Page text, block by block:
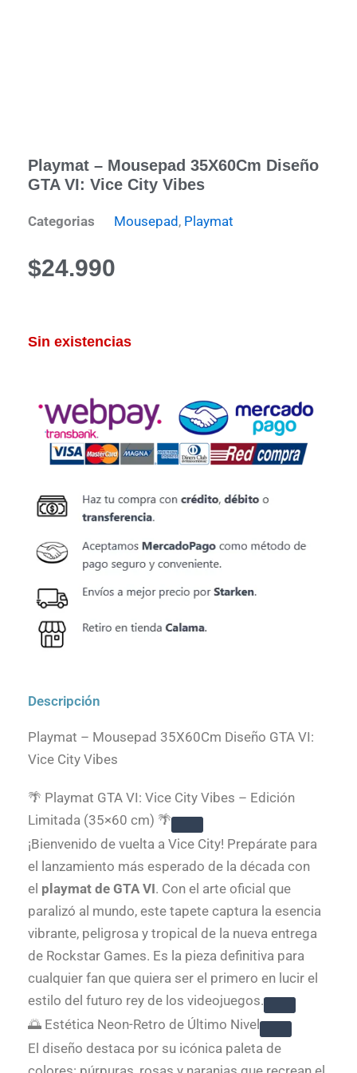
Playmat – Mousepad 35X60Cm Diseño
GTA VI: Vice City Vibes
Categorias Mousepad , Playmat
$24.990
Sin existencias
Descripción
Playmat – Mousepad 35X60Cm Diseño GTA VI:
Vice City Vibes
🌴 Playmat GTA VI: Vice City Vibes – Edición
Limitada (35×60 cm) 🌴
¡Bienvenido de vuelta a Vice City! Prepárate para
el lanzamiento más esperado de la década con
el playmat de GTA VI. Con el arte oficial que
paralizó al mundo, este tapete captura la esencia
vibrante, peligrosa y tropical de la nueva entrega
de Rockstar Games. Es la pieza definitiva para
cualquier fan que quiera ser el primero en lucir el
estilo del futuro rey de los videojuegos.
🌅 Estética Neon-Retro de Último Nivel
El diseño destaca por su icónica paleta de